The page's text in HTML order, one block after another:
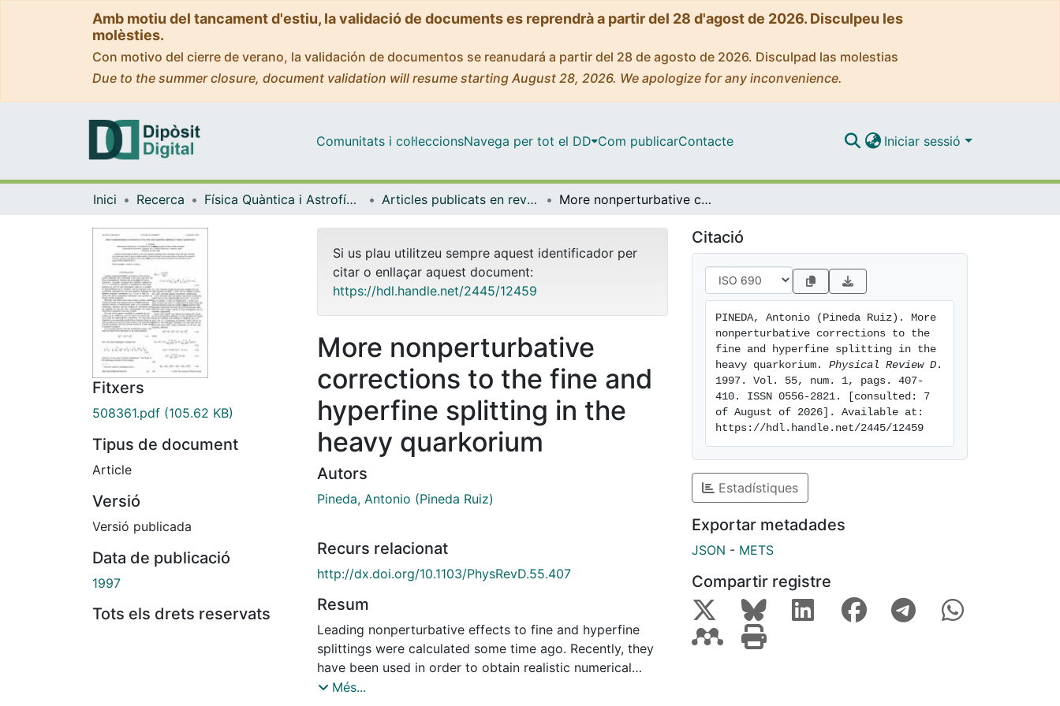
Amb motiu del tancament d'estiu, la validació de documents es reprendrà a partir del 28 d'agost de 2026. Disculpeu les
molèsties.
Con motivo del cierre de verano, la validación de documentos se reanudará a partir del 28 de agosto de 2026. Disculpad las molestias
Due to the summer closure, document validation will resume starting August 28, 2026. We apologize for any inconvenience.
Comunitats i col·leccionsNavega per tot el DD Com publicarContacte Iniciar sessió
Inici Recerca Física Quàntica i Astrofísica Articles publicats en revistes (Física Quàntica i Astrofísica) More nonperturbative corrections to the fine and hyperfine splitting in the heavy quarkorium
Fitxers
508361.pdf (105.62 KB)
Tipus de document
Article
Versió
Versió publicada
Data de publicació
1997
Tots els drets reservats
Si us plau utilitzeu sempre aquest identificador per
citar o enllaçar aquest document:
https://hdl.handle.net/2445/12459
More nonperturbative
corrections to the fine and
hyperfine splitting in the
heavy quarkorium
Autors
Pineda, Antonio (Pineda Ruiz)
Recurs relacionat
http://dx.doi.org/10.1103/PhysRevD.55.407
Resum
Leading nonperturbative effects to fine and hyperfine
splittings were calculated some time ago. Recently, they
have been used in order to obtain realistic numerical
results for the lower levels in bottomonium systems. We
Més...
Citació
PINEDA, Antonio (Pineda Ruiz). More
nonperturbative corrections to the
fine and hyperfine splitting in the
heavy quarkorium. Physical Review D .
1997. Vol. 55, num. 1, pags. 407-
410. ISSN 0556-2821. [consulted: 7
of August of 2026]. Available at:
https://hdl.handle.net/2445/12459
Estadístiques
Exportar metadades
JSON - METS
Compartir registre